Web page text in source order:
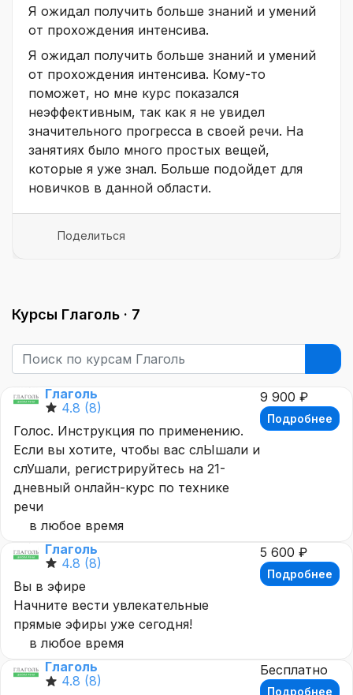
Я ожидал получить больше знаний и умений
от прохождения интенсива.
Я ожидал получить больше знаний и умений
от прохождения интенсива. Кому-то
поможет, но мне курс показался
неэффективным, так как я не увидел
значительного прогресса в своей речи. На
занятиях было много простых вещей,
которые я уже знал. Больше подойдет для
новичков в данной области.
Поделиться
Курсы Глаголь · 7
Глаголь
4.8 (8)
Голос. Инструкция по применению.
Если вы хотите, чтобы вас слЫшали и
слУшали, регистрируйтесь на 21-
дневный онлайн-курс по технике
речи
в любое время
9 900 ₽
Подробнее
Глаголь
4.8 (8)
Вы в эфире
Начните вести увлекательные
прямые эфиры уже сегодня!
в любое время
5 600 ₽
Подробнее
Глаголь
4.8 (8)
Бесплатно
Подробнее